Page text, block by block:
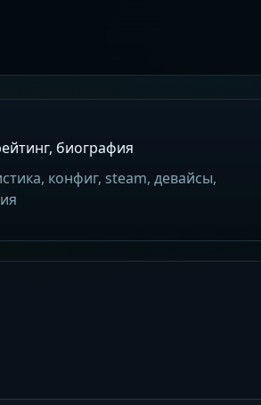
биография
конфиг, steam, девайсы,